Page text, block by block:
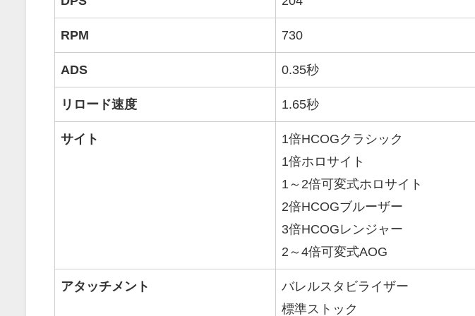
RPM 730
ADS 0.35秒
リロード速度 1.65秒
サイト
1倍HCOGクラシック
1倍ホロサイト
1～2倍可変式ホロサイト
2倍HCOGブルーザー
3倍HCOGレンジャー
2～4倍可変式AOG
アタッチメント
バレルスタビライザー
標準ストック